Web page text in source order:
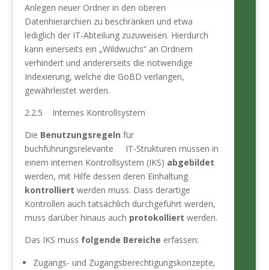
Anlegen neuer Ordner in den oberen
Datenhierarchien zu beschränken und etwa
lediglich der IT-Abteilung zuzuweisen. Hierdurch
kann einerseits ein „Wildwuchs“ an Ordnern
verhindert und andererseits die notwendige
Indexierung, welche die GoBD verlangen,
gewährleistet werden.
2.2.5 Internes Kontrollsystem
Die Benutzungsregeln für
buchführungsrelevante IT-Strukturen müssen in
einem internen Kontrollsystem (IKS) abgebildet
werden, mit Hilfe dessen deren Einhaltung
kontrolliert werden muss. Dass derartige
Kontrollen auch tatsächlich durchgeführt werden,
muss darüber hinaus auch protokolliert werden.
Das IKS muss folgende Bereiche erfassen:
Zugangs- und Zugangsberechtigungskonzepte,